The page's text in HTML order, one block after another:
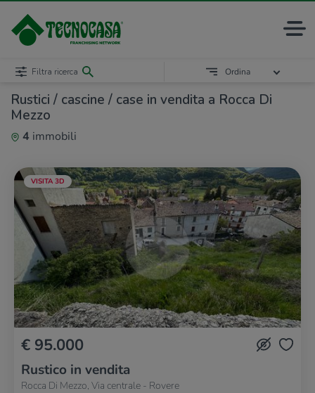
Rustici / cascine / case in vendita a Rocca Di
Mezzo
4 immobili
Filtra ricerca Ordina
VISITA 3D
€ 95.000
Rustico in vendita
Rocca Di Mezzo, Via centrale - Rovere